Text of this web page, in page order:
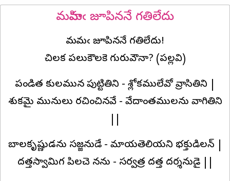
మహిమఁ జూపిననే గతిలేదు
మహిమఁ జూపిననే గతిలేదు!
చిలక పలుకౌలకె గురువౌనా? (పల్లవి)
పండిత కులమున పుట్టితిని - శ్లోకములేవో వ్రాసితిని |
శుకమై మునులు రచించినవే - వేదాంతములను వాగితిని
బాలకృష్ణుడను సజ్జనుడే - మాయతెలియని భక్తుడిలన్ |
దత్తస్వామిగ పిలచె నను - సర్వత్ర దత్త దర్శనుడై ||